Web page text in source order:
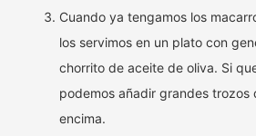
Cuando ya tengamos los
los servimos en un plato con
chorrito de aceite de oliva. Si
podemos añadir grandes trozos
encima.